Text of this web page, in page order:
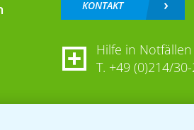
KONTAKT
Hilfe in Notfällen
T. +49 (0)214/